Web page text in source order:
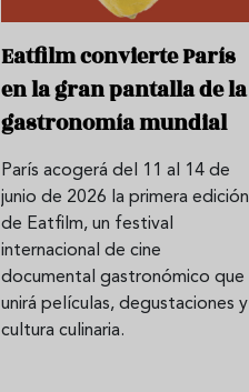
Eatfilm convierte París
en la gran pantalla de la
gastronomía mundial
París acogerá del 11 al 14 de
junio de 2026 la primera edición
de Eatfilm, un festival
internacional de cine
documental gastronómico que
unirá películas, degustaciones y
cultura culinaria.